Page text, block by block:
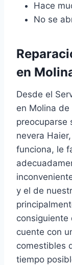
Hace
No se
en
Desde el
en Molina
preocuparse
nevera
funciona, le
y el de
consiguiente
cuente con
comestibles
tiempo